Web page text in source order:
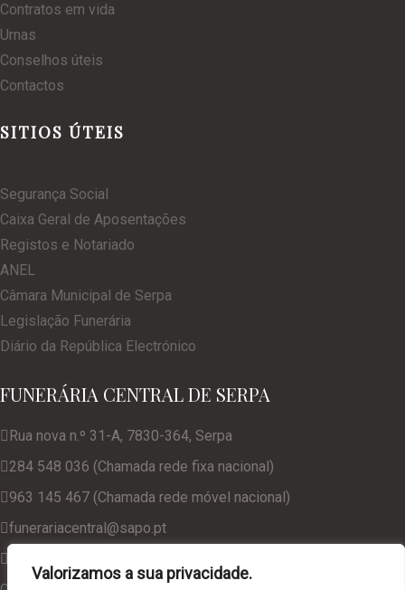
Valorizamos a sua privacidade.
Contratos em vida
Urnas
Conselhos úteis
Contactos
SITIOS ÚTEIS
Segurança Social
Caixa Geral de Aposentações
Registos e Notariado
ANEL
Câmara Municipal de Serpa
Legislação Funerária
Diário da República Electrónico
FUNERÁRIA CENTRAL DE SERPA
Rua nova n.º 31-A, 7830-364, Serpa
284 548 036 (Chamada rede fixa nacional)
963 145 467 (Chamada rede móvel nacional)
funerariacentral@sapo.pt